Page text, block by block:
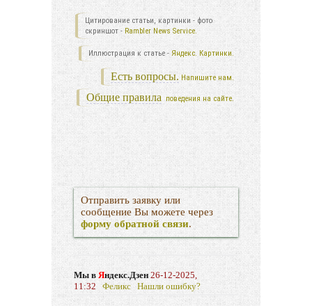
Цитирование статьи, картинки - фото
скриншот - Rambler News Service.
Иллюстрация к статье - Яндекс. Картинки.
Есть вопросы. Напишите нам.
Общие правила поведения на сайте.
Отправить заявку или
сообщение Вы можете через
форму обратной связи.
Мы в Яндекс.Дзен26-12-2025,
11:32Феликс Нашли ошибку?